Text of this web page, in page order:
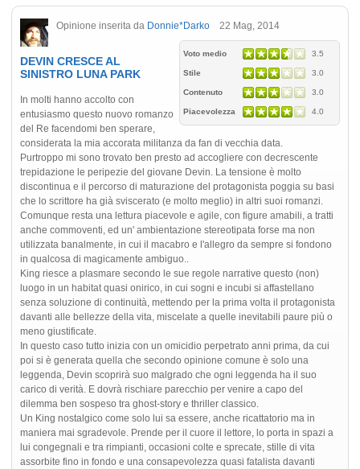
Opinione inserita da Donnie*Darko 22 Mag, 2014
Voto medio 3.5
Stile 3.0
Contenuto 3.0
Piacevolezza 4.0
DEVIN CRESCE AL
SINISTRO LUNA PARK
In molti hanno accolto con
entusiasmo questo nuovo romanzo
del Re facendomi ben sperare,
considerata la mia accorata militanza da fan di vecchia data.
Purtroppo mi sono trovato ben presto ad accogliere con decrescente
trepidazione le peripezie del giovane Devin. La tensione è molto
discontinua e il percorso di maturazione del protagonista poggia su basi
che lo scrittore ha già sviscerato (e molto meglio) in altri suoi romanzi.
Comunque resta una lettura piacevole e agile, con figure amabili, a tratti
anche commoventi, ed un' ambientazione stereotipata forse ma non
utilizzata banalmente, in cui il macabro e l'allegro da sempre si fondono
in qualcosa di magicamente ambiguo..
King riesce a plasmare secondo le sue regole narrative questo (non)
luogo in un habitat quasi onirico, in cui sogni e incubi si affastellano
senza soluzione di continuità, mettendo per la prima volta il protagonista
davanti alle bellezze della vita, miscelate a quelle inevitabili paure più o
meno giustificate.
In questo caso tutto inizia con un omicidio perpetrato anni prima, da cui
poi si è generata quella che secondo opinione comune è solo una
leggenda, Devin scoprirà suo malgrado che ogni leggenda ha il suo
carico di verità. E dovrà rischiare parecchio per venire a capo del
dilemma ben sospeso tra ghost-story e thriller classico.
Un King nostalgico come solo lui sa essere, anche ricattatorio ma in
maniera mai sgradevole. Prende per il cuore il lettore, lo porta in spazi a
lui congegnali e tra rimpianti, occasioni colte e sprecate, stille di vita
assorbite fino in fondo e una consapevolezza quasi fatalista davanti